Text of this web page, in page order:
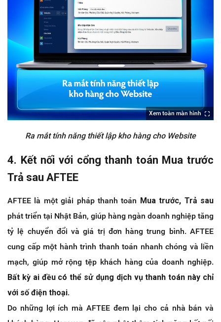
Xem toàn màn hình
Ra mắt tính năng thiết lập kho hàng cho Website
4. Kết nối với cổng thanh toán Mua trước
Trả sau AFTEE
AFTEE là một giải pháp thanh toán Mua trước, Trả sau
phát triển tại Nhật Bản, giúp hàng ngàn doanh nghiệp tăng
tỷ lệ chuyển đổi và giá trị đơn hàng trung bình. AFTEE
cung cấp một hành trình thanh toán nhanh chóng và liền
mạch, giúp mở rộng tệp khách hàng của doanh nghiệp.
Bất kỳ ai đều có thể sử dụng dịch vụ thanh toán này chỉ
với số điện thoại.
Do những lợi ích mà AFTEE đem lại cho cả nhà bán và